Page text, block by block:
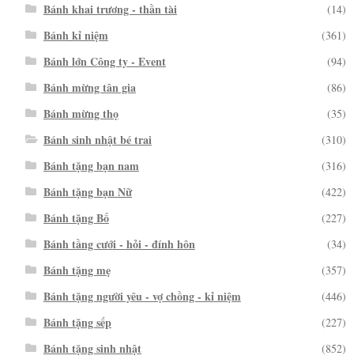
Bánh khai trương - thần tài (14)
Bánh kỉ niệm (361)
Bánh lớn Công ty - Event (94)
Bánh mừng tân gia (86)
Bánh mừng thọ (35)
Bánh sinh nhật bé trai (310)
Bánh tặng bạn nam (316)
Bánh tặng bạn Nữ (422)
Bánh tặng Bố (227)
Bánh tầng cưới - hỏi - đính hôn (34)
Bánh tặng mẹ (357)
Bánh tặng người yêu - vợ chồng - kỉ niệm (446)
Bánh tặng sếp (227)
Bánh tặng sinh nhật (852)